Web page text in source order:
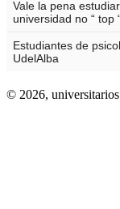
© 2026, universitarios